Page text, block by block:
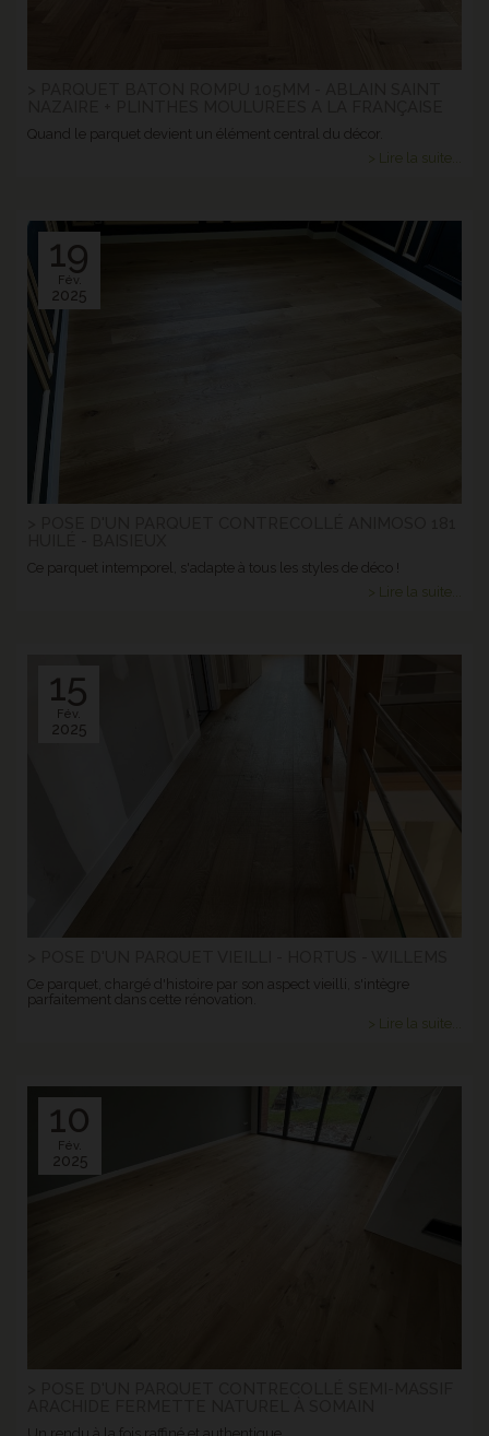
Quand le parquet devient un élément central du décor.
> Lire la suite...
19
Fév.
2025
Ce parquet intemporel, s'adapte à tous les styles de déco !
> Lire la suite...
15
Fév.
2025
Ce parquet, chargé d'histoire par son aspect vieilli, s'intègre
parfaitement dans cette rénovation.
> Lire la suite...
10
Fév.
2025